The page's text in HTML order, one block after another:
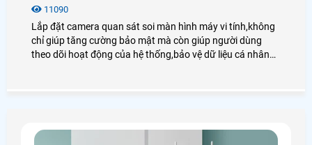
11090
Lắp đặt camera quan sát soi màn hình máy vi tính,không
chỉ giúp tăng cường bảo mật mà còn giúp người dùng
theo dõi hoạt động của hệ thống,bảo vệ dữ liệu cá nhân